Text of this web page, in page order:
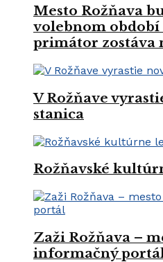
Mesto Rožňava
volebnom období
primátor zostáva
V Rožňave
stanica
Rožňavské
Zaži Rožňava –
informačný